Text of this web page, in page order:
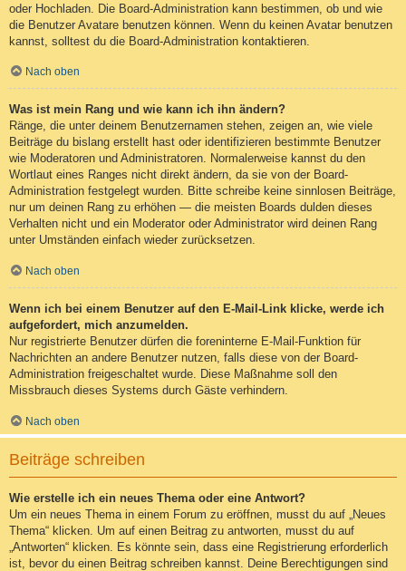
oder Hochladen. Die Board-Administration kann bestimmen, ob und wie
die Benutzer Avatare benutzen können. Wenn du keinen Avatar benutzen
kannst, solltest du die Board-Administration kontaktieren.
Nach oben
Was ist mein Rang und wie kann ich ihn ändern?
Ränge, die unter deinem Benutzernamen stehen, zeigen an, wie viele
Beiträge du bislang erstellt hast oder identifizieren bestimmte Benutzer
wie Moderatoren und Administratoren. Normalerweise kannst du den
Wortlaut eines Ranges nicht direkt ändern, da sie von der Board-
Administration festgelegt wurden. Bitte schreibe keine sinnlosen Beiträge,
nur um deinen Rang zu erhöhen — die meisten Boards dulden dieses
Verhalten nicht und ein Moderator oder Administrator wird deinen Rang
unter Umständen einfach wieder zurücksetzen.
Nach oben
Wenn ich bei einem Benutzer auf den E-Mail-Link klicke, werde ich
aufgefordert, mich anzumelden.
Nur registrierte Benutzer dürfen die foreninterne E-Mail-Funktion für
Nachrichten an andere Benutzer nutzen, falls diese von der Board-
Administration freigeschaltet wurde. Diese Maßnahme soll den
Missbrauch dieses Systems durch Gäste verhindern.
Nach oben
Beiträge schreiben
Wie erstelle ich ein neues Thema oder eine Antwort?
Um ein neues Thema in einem Forum zu eröffnen, musst du auf „Neues
Thema“ klicken. Um auf einen Beitrag zu antworten, musst du auf
„Antworten“ klicken. Es könnte sein, dass eine Registrierung erforderlich
ist, bevor du einen Beitrag schreiben kannst. Deine Berechtigungen sind